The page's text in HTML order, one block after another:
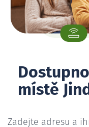
místě
Zadejte adresu a